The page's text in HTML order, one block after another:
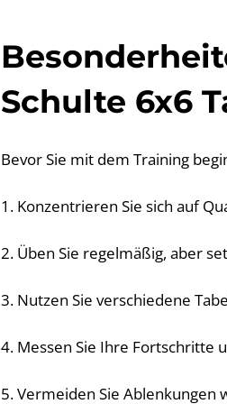
Schulte 6x6
Bevor Sie mit dem Training
1. Konzentrieren Sie sich auf
2. Üben Sie regelmäßig, aber
3. Nutzen Sie verschiedene
4. Messen Sie Ihre Fortschritte
5. Vermeiden Sie Ablenkungen